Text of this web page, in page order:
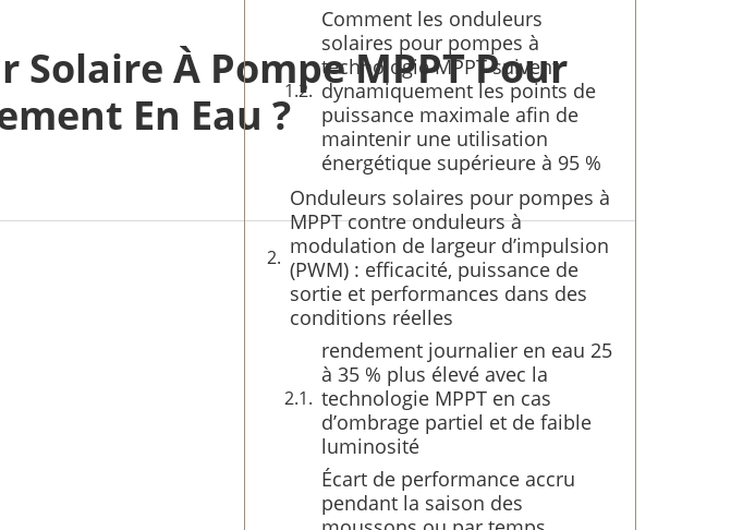
À Pompe MPPT Pour
En Eau ?
Comment les onduleurs
solaires pour pompes à
technologie MPPT suivent
dynamiquement les points de
puissance maximale afin de
maintenir une utilisation
énergétique supérieure à 95 %
Onduleurs solaires pour pompes à
MPPT contre onduleurs à
modulation de largeur d’impulsion
(PWM) : efficacité, puissance de
sortie et performances dans des
conditions réelles
rendement journalier en eau 25
à 35 % plus élevé avec la
technologie MPPT en cas
d’ombrage partiel et de faible
luminosité
Écart de performance accru
pendant la saison des